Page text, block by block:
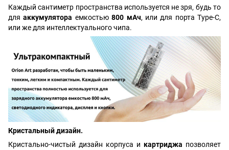
Каждый сантиметр пространства используется не зря, будь то
дляаккумулятора емкостью800 мАч, или для порта Type-C,
или же для интеллектуального чипа.
Кристальный дизайн.
Кристально-чистый дизайн корпуса и картриджа позволяет